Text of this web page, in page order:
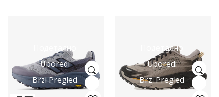
Подетално
Uporedi
Brzi Pregled
Подетално
Uporedi
Brzi Pregled